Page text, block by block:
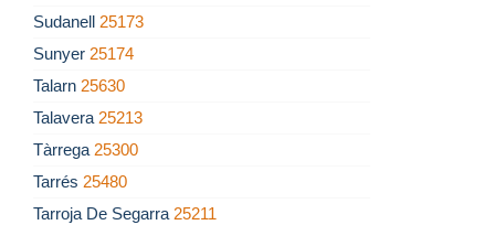
Sudanell 25173
Sunyer 25174
Talarn 25630
Talavera 25213
Tàrrega 25300
Tarrés 25480
Tarroja De Segarra 25211